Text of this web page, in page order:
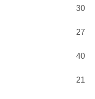
30
27
40
21